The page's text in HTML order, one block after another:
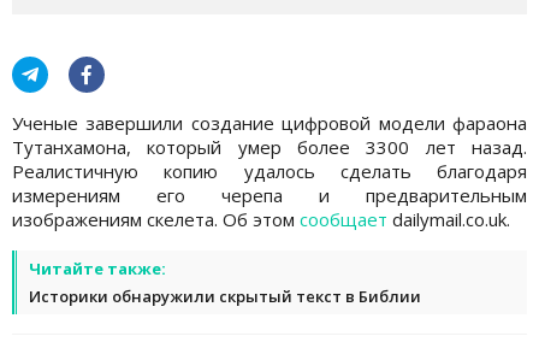
Ученые завершили создание цифровой модели фараона
Тутанхамона, который умер более 3300 лет назад.
Реалистичную копию удалось сделать благодаря
измерениям его черепа и предварительным
изображениям скелета. Об этом сообщает dailymail.co.uk.
Читайте также:
Историки обнаружили скрытый текст в Библии